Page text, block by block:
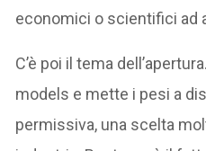
economici o scientifici ad
C’è poi il tema
models e mette i pesi a
permissiva, una scelta